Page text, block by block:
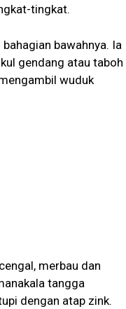
tingkat.
bawahnya. Ia
gendang atau taboh
wuduk
merbau dan
tangga
dengan atap zink.